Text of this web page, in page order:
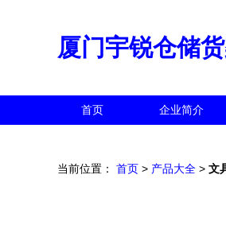
厦门宇锐仓储
首页 企业简介
当前位置： 首页 > 产品大全 > 文